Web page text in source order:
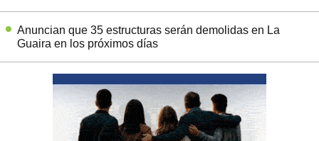
Anuncian que 35 estructuras serán demolidas en La
Guaira en los próximos días